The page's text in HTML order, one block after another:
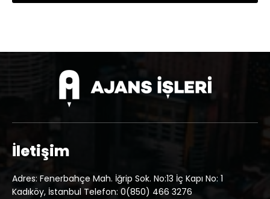
İletişim
Adres: Fenerbahçe Mah. İğrip Sok. No:13 İç Kapı No: 1
Kadıköy, İstanbul Telefon: 0(850) 466 3276